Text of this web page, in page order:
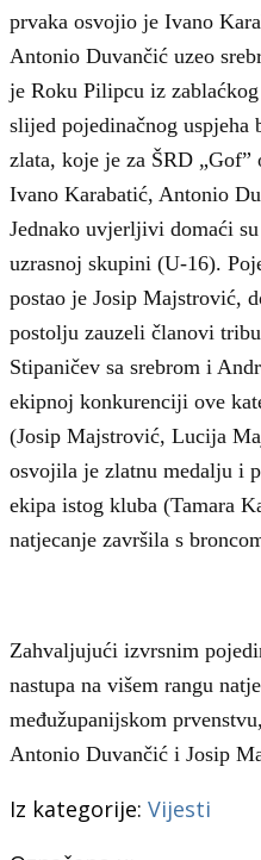
prvaka osvojio je Ivano
Antonio Duvančić uzeo
je Roku Pilipcu iz
slijed pojedinačnog uspjeha
zlata, koje je za ŠRD „Gof”
Ivano Karabatić, Antonio
Jednako uvjerljivi domaći
uzrasnoj skupini (U-16).
postao je Josip Majstrović,
postolju zauzeli članovi
Stipaničev sa srebrom i
ekipnoj konkurenciji ove
(Josip Majstrović, Lucija
osvojila je zlatnu medalju i
ekipa istog kluba (Tamara
natjecanje završila s
Zahvaljujući izvrsnim
nastupa na višem rangu
međužupanijskom
Antonio Duvančić i Josip
Iz kategorije: Vijesti